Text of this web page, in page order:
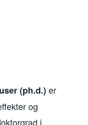
(ph.d.)er
og
i